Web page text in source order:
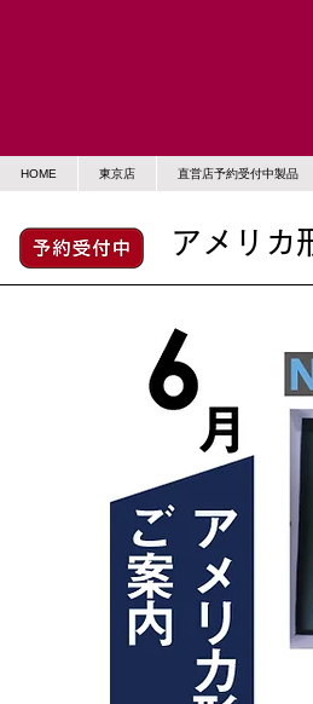
HOME 東京店 直営店予約受付中製品
アメリカ